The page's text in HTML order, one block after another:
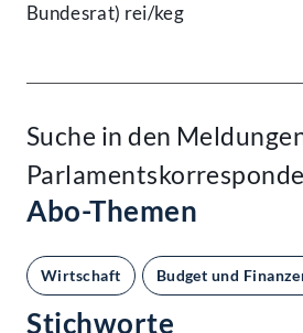
Bundesrat) rei/keg
Suche in den
Abo-Themen
Wirtschaft Budget und
Stichworte